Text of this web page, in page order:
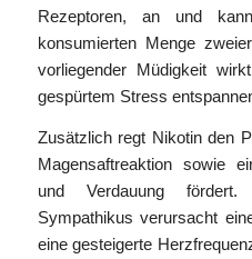
Rezeptoren, an und
konsumierten Menge
vorliegender Müdigkeit
gespürtem Stress
Zusätzlich regt Nikotin den
Magensaftreaktion sowie
und Verdauung
Sympathikus verursacht
eine gesteigerte